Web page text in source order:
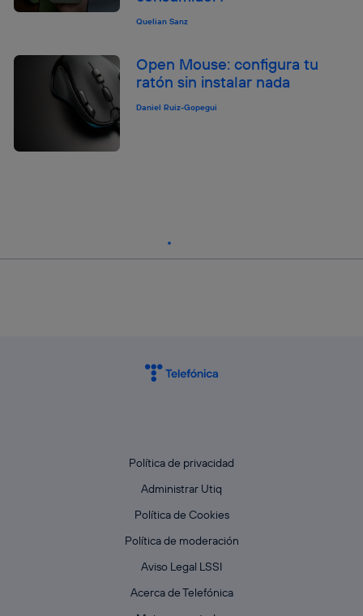
Quelian Sanz
Open Mouse: configura tu
ratón sin instalar nada
Daniel Ruiz-Gopegui
Política de privacidad
Administrar Utiq
Política de Cookies
Política de moderación
Aviso Legal LSSI
Acerca de Telefónica